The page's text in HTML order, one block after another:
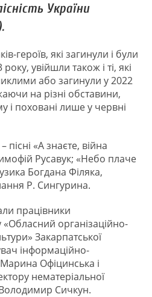
України
героїв, які загинули і були
увійшли також і ті, які
або загинули у 2022
на різні обставини,
і поховані лише у червні
«А знаєте, війна
Русавук; «Небо плаче
Богдана Філяка,
Р. Сингурина.
працівники
організаційно-
Закарпатської
інформаційно-
Офіцинська і
нематеріальної
Сичкун.